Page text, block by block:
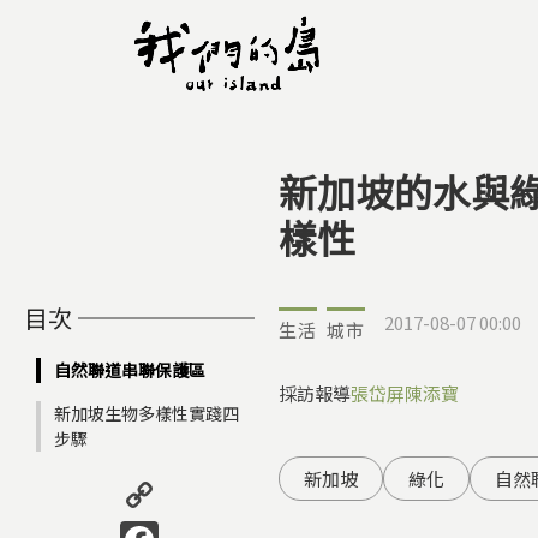
您在這裡
新加坡的水與
樣性
目次
自然聯道串聯保護區
新加坡生物多樣性實踐四
步驟
生活 城市 2017-08-07 00:00
採訪報導張岱屏陳添寶
新加坡 綠化 自然